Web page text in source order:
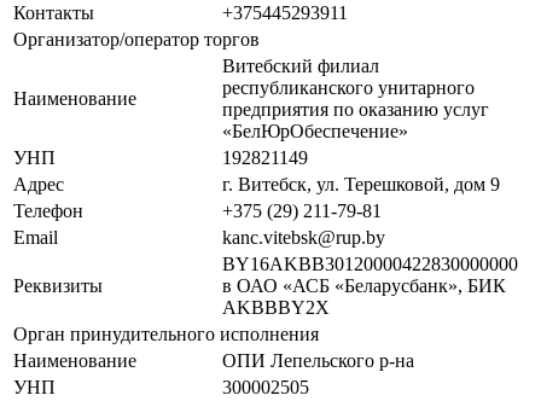
Контакты
+375445293911
Организатор/оператор торгов
Наименование
Витебский филиал
республиканского унитарного
предприятия по оказанию услуг
«БелЮрОбеспечение»
УНП
192821149
Адрес
г. Витебск, ул. Терешковой, дом 9
Телефон
+375 (29) 211-79-81
Email
kanc.vitebsk@rup.by
Реквизиты
BY16AKBB30120000422830000000
в ОАО «АСБ «Беларусбанк», БИК
AKBBBY2X
Орган принудительного исполнения
Наименование
ОПИ Лепельского р-на
УНП
300002505